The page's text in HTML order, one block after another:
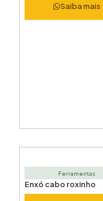
Saiba mais
Ferramentas
Enxó cabo roxinho